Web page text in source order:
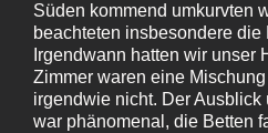
Süden kommend umkurvten
beachteten insbesondere die
Irgendwann hatten wir unser
Zimmer waren eine
irgendwie nicht. Der Ausblick
war phänomenal, die Betten